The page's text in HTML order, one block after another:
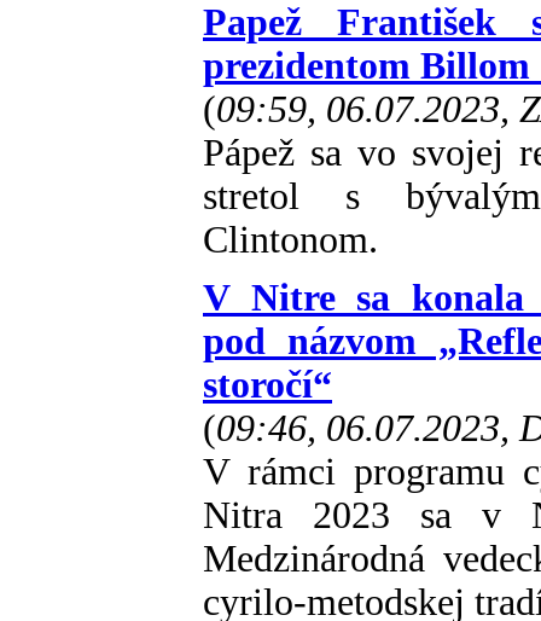
Papež František
prezidentom
(09:59, 06.07.2023,
Pápež sa vo svojej
stretol s
Clintonom.
V Nitre sa konala
pod názvom
storočí“
(09:46, 06.07.2023,
V rámci programu
Nitra 2023 sa v
Medzinárodná
cyrilo-metodskej